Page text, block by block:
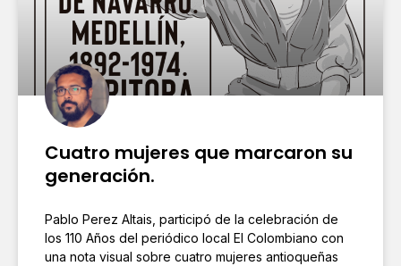
Cuatro mujeres que marcaron su
generación.
Pablo Perez Altais, participó de la celebración de
los 110 Años del periódico local El Colombiano con
una nota visual sobre cuatro mujeres antioqueñas